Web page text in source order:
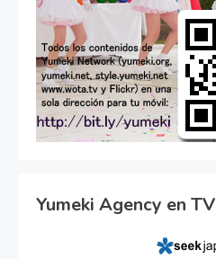
Yumeki Agency en TV